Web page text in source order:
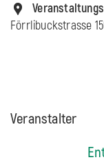
Förrlibuckstrasse
Veranstalter